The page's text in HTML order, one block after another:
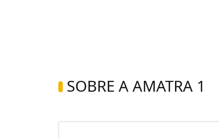
SOBRE A AMATRA 1